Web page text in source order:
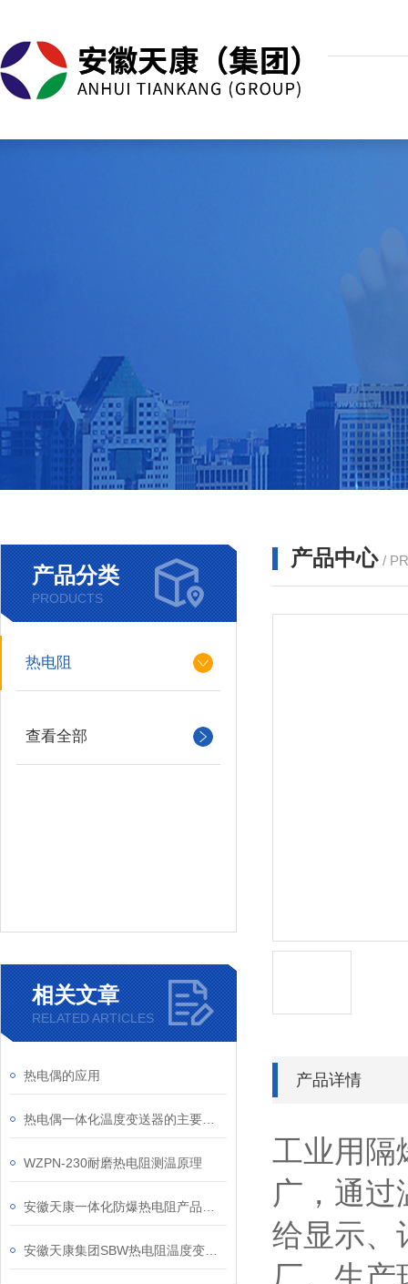
产品分类
PRODUCTS
热电阻
查看全部
相关文章
RELATED ARTICLES
热电偶的应用
WZPN-230耐磨热电阻测温原理
产品中心 /
产品详情
工业用隔
广，通
给显示、
厂、生产